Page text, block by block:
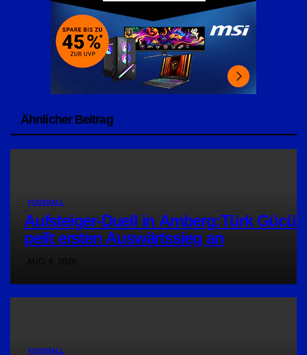
Ähnlicher Beitrag
FUSSBALL
Aufsteiger-Duell in Amberg:Türk Gücü
peilt ersten Auswärtssieg an
FUSSBALL